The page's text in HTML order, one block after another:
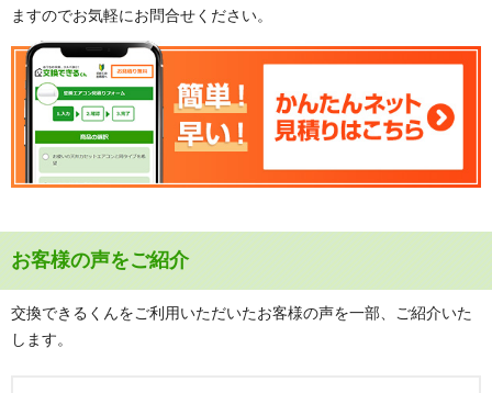
ますのでお気軽にお問合せください。
お客様の声をご紹介
交換できるくんをご利用いただいたお客様の声を一部、ご紹介いた
します。